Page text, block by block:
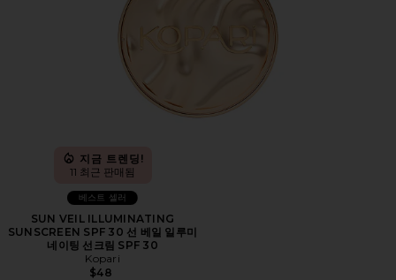
지금 트렌딩!
11 최근 판매됨
베스트 셀러
SUN VEIL ILLUMINATING
SUNSCREEN SPF 30 선 베일 일루미
네이팅 선크림 SPF 30
Kopari
$48